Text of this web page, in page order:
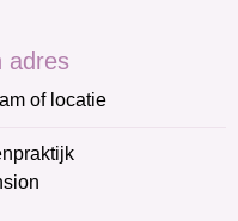
adres
of locatie